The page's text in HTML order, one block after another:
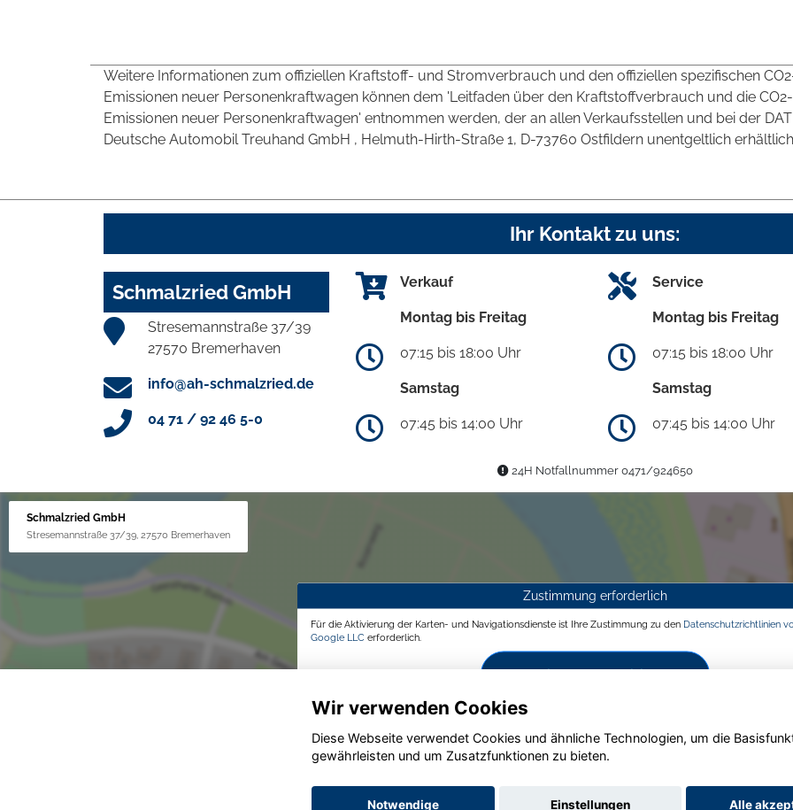
Weitere Informationen zum offiziellen Kraftstoff- und Stromverbrauch und den offiziellen spezifischen
Emissionen neuer Personenkraftwagen können dem 'Leitfaden über den Kraftstoffverbrauch und die CO2-
Emissionen neuer Personenkraftwagen' entnommen werden, der an allen Verkaufsstellen und bei der DAT
Deutsche Automobil Treuhand GmbH , Helmuth-Hirth-Straße 1, D-73760 Ostfildern unentgeltlich
Ihr Kontakt zu uns:
Schmalzried GmbH
Stresemannstraße 37/39
27570 Bremerhaven
info@ah-schmalzried.de
04 71 / 92 46 5-0
Verkauf
Montag bis Freitag
07:15 bis 18:00 Uhr
Samstag
07:45 bis 14:00 Uhr
Service
Montag bis Freitag
07:15 bis 18:00 Uhr
Samstag
07:45 bis 14:00 Uhr
24H Notfallnummer 0471/924650
Schmalzried GmbH
Stresemannstraße 37/39, 27570 Bremerhaven
Zustimmung erforderlich
Für die Aktivierung der Karten- und Navigationsdienste ist Ihre Zustimmung zu den Datenschutzrichtlinien
Google LLC erforderlich.
Zustimmen und aktivieren
Wir verwenden Cookies
Diese Webseite verwendet Cookies und ähnliche Technologien, um die
gewährleisten und um Zusatzfunktionen zu bieten.
Notwendige Einstellungen Alle